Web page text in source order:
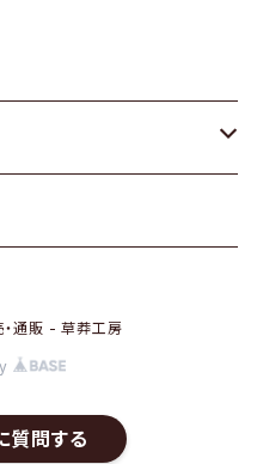
通販 - 草莽工房
質問する